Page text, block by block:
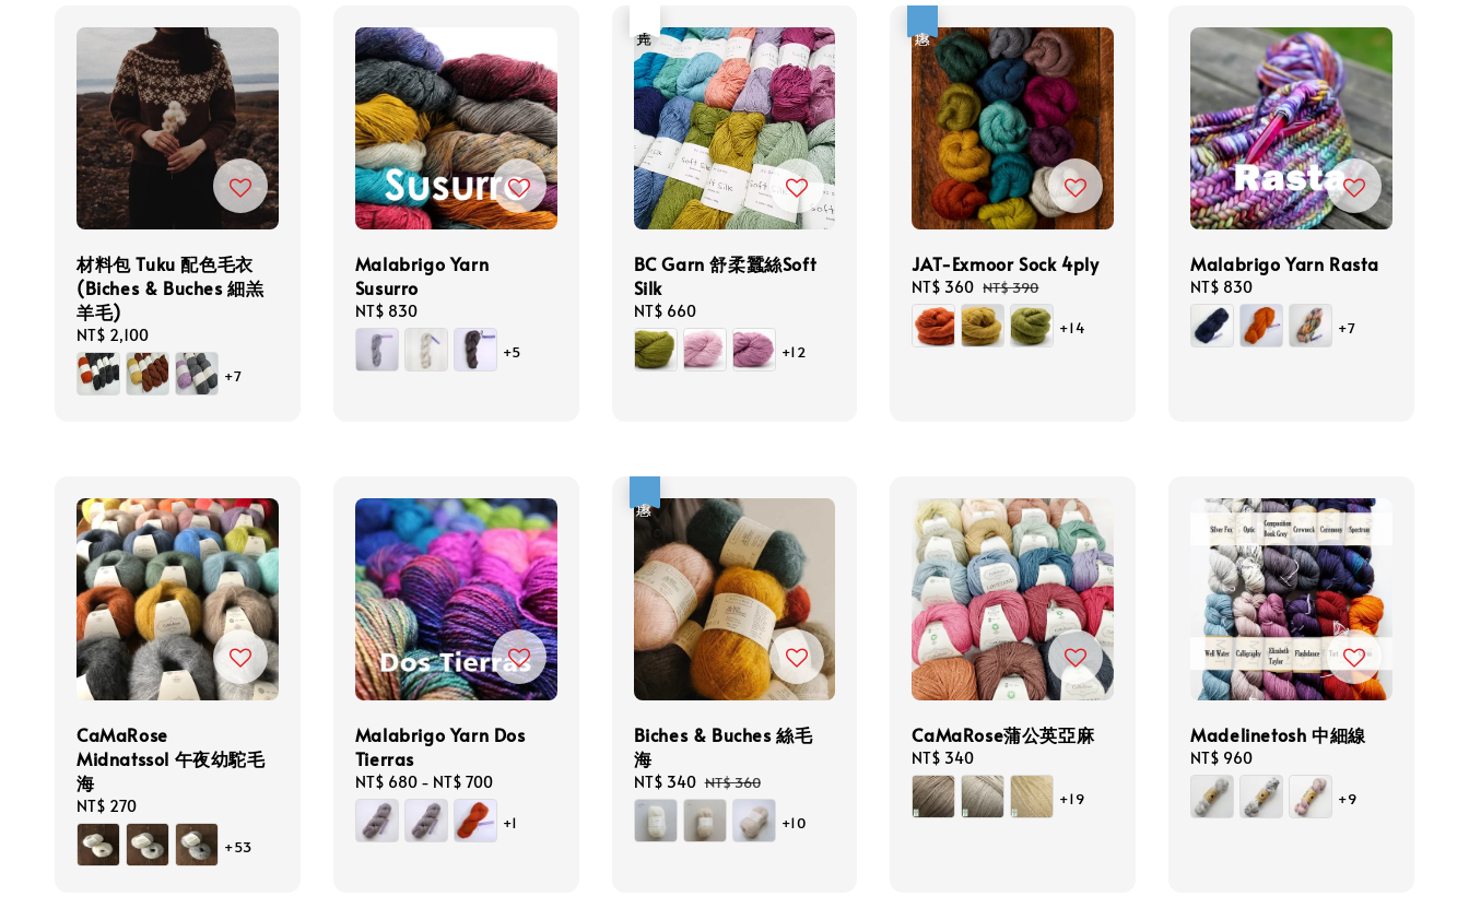
材料包 Tuku 配色毛衣
(Biches & Buches 細羔
羊毛)
Regular
price
NT$ 2,100
+7
Malabrigo Yarn
Susurro
Regular
price
NT$ 830
+5
BC Garn 舒柔蠶絲Soft
Silk
Regular
price
NT$ 660
+12
JAT-Exmoor Sock 4ply
Sale
price
NT$ 360 Regular
price
NT$ 390
+14
Malabrigo Yarn Rasta
Regular
price
NT$ 830
+7
CaMaRose
Midnatssol 午夜幼駝毛
海
Regular
price
NT$ 270
+53
Malabrigo Yarn Dos
Tierras
Regular
price
NT$ 680- NT$ 700
+1
Biches & Buches 絲毛
海
Sale
price
NT$ 340 Regular
price
NT$ 360
+10
CaMaRose蒲公英亞麻
Regular
price
NT$ 340
+19
Madelinetosh 中細線
Regular
price
NT$ 960
+9